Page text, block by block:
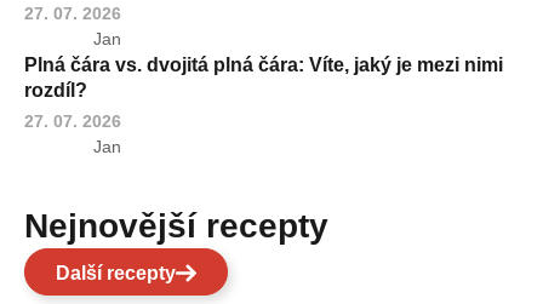
27. 07. 2026
Jan
Plná čára vs. dvojitá plná čára: Víte, jaký je mezi nimi
rozdíl?
27. 07. 2026
Jan
Nejnovější recepty
Další recepty